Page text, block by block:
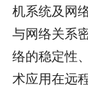
机系统及网
与网络关系
络的稳定性
术应用在远